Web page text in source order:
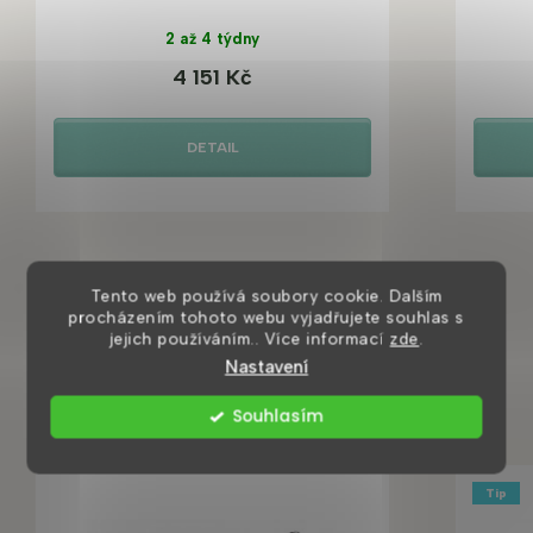
Tento web používá soubory cookie. Dalším
procházením tohoto webu vyjadřujete souhlas s
jejich používáním.. Více informací zde.
Nastavení
Souhlasím
2 až 4 týdny
4 151 Kč
DETAIL
Mohlo by se vám také líbit
Tip